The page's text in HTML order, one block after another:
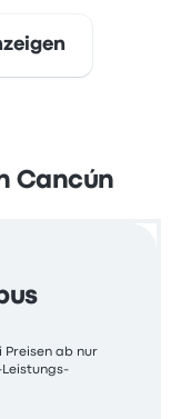
Cancún
Preisen ab nur
Leistungs-